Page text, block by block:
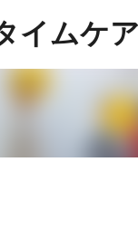
スキ
イムケ